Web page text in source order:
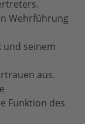
Wehrführung
seinem
aus.
Funktion des